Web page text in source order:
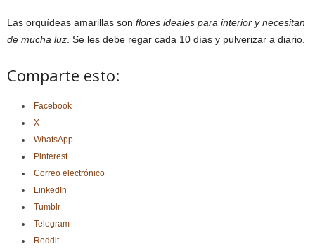
Las orquídeas amarillas son flores ideales para interior y necesitan
de mucha luz . Se les debe regar cada 10 días y pulverizar a diario.
Comparte esto:
Facebook
X
WhatsApp
Pinterest
Correo electrónico
LinkedIn
Tumblr
Telegram
Reddit